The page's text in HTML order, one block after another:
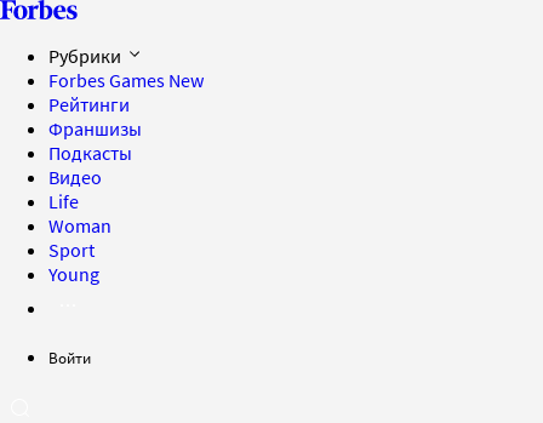
Рубрики
Forbes Games New
Рейтинги
Франшизы
Подкасты
Видео
Life
Woman
Sport
Young
Войти